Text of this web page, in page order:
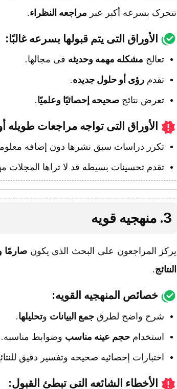
تتحرک بسرعه أکبر عبر مراجعه النظراء.
الأوراق التی یتم قبولها بسرعه غالبًا:
تعالج مشکله مهمه وحدیثه فی مجالها.
تقدم رؤى أو حلول جدیده.
تعرض نتائج صحیحه إحصائیًا وعلمیًا.
الأوراق التی تواجه مراجعات
تکرر دراسات سبق نشرها دون إضافه
تقدم تحسینات بسیطه قد لا تراها المجلات
3. منهجیه قویه
یرکز المراجعون على البحث الذی یکونصارمًا
النتائج.
خصائص المنهجیه القویه:
شرح واضح لطرق جمع البیانات وتحلیلها.
استخدام حجم عینه مناسب وضوابط مناسبه.
اختبارات إحصائیه صحیحه وتفسیر دقیق
الأخطاء الشائعه التی تبطئ القبول: